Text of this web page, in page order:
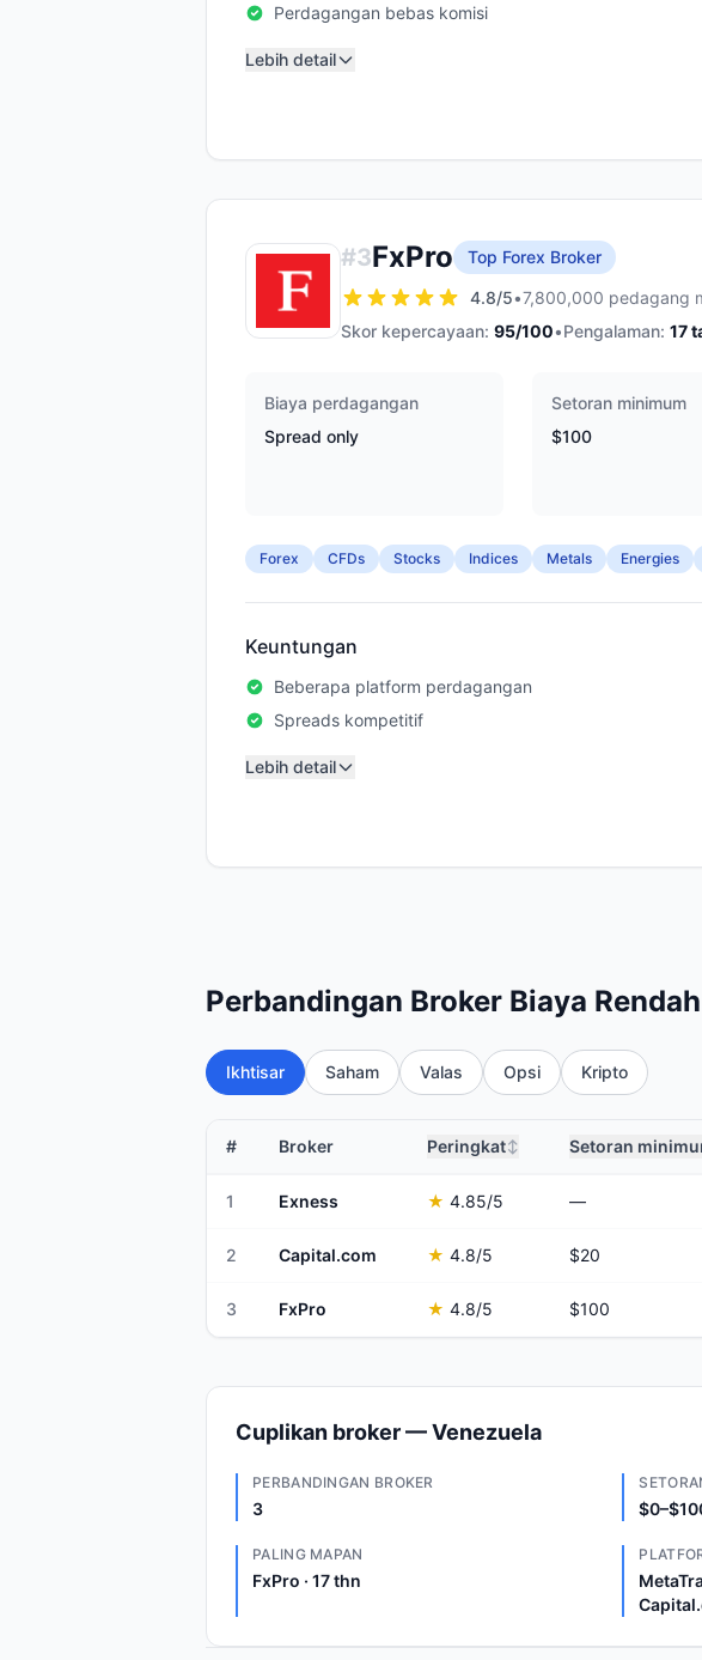
Perdagangan bebas komisi
Lebih detail
#3FxPro
Top Forex Broker
4.8/5•7,800,000 pedagang
Skor kepercayaan: 95/100•Pengalaman: 17
Biaya perdagangan
Spread only
Setoran minimum
$100
Forex CFDs Stocks Indices Metals Energies
Keuntungan
Beberapa platform perdagangan
Spreads kompetitif
Lebih detail
Perbandingan Broker Biaya
Ikhtisar Saham Valas Opsi Kripto
# Broker Peringkat↕ Setoran
1 Exness ★ 4.85/5 —
2 Capital.com ★ 4.8/5 $20
3 FxPro ★ 4.8/5 $100
Cuplikan broker — Venezuela
PERBANDINGAN BROKER
3
PALING MAPAN
FxPro · 17 thn